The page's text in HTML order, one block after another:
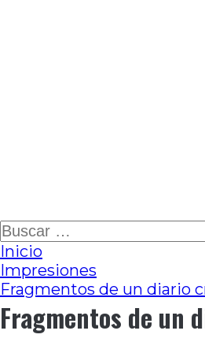
Ir
al
contenido
Buscar:
Inicio
Impresiones
Fragmentos de un diario
Fragmentos de un